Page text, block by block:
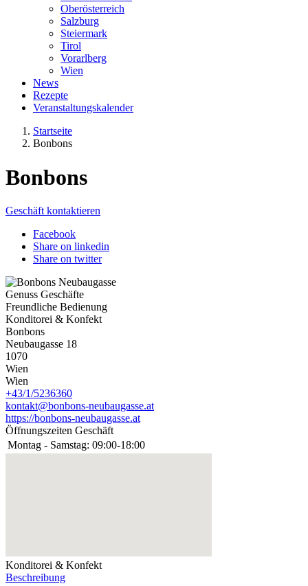
Oberösterreich
Salzburg
Steiermark
Tirol
Vorarlberg
Wien
News
Rezepte
Veranstaltungskalender
Startseite
Bonbons
Bonbons
Geschäft kontaktieren
Facebook
Share on linkedin
Share on twitter
Genuss Geschäfte
Freundliche Bedienung
Konditorei & Konfekt
Bonbons
Neubaugasse 18
1070
Wien
Wien
+43/1/5236360
kontakt@bonbons-neubaugasse.at
https://bonbons-neubaugasse.at
Öffnungszeiten Geschäft
Montag - Samstag: 09:00-18:00
Konditorei & Konfekt
Beschreibung